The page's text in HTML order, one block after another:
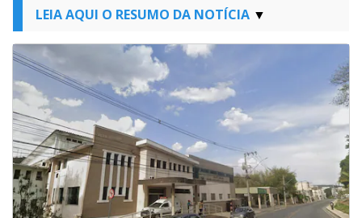
LEIA AQUI O RESUMO DA NOTÍCIA